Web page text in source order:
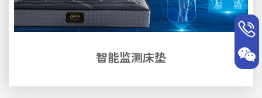
智能监测床垫